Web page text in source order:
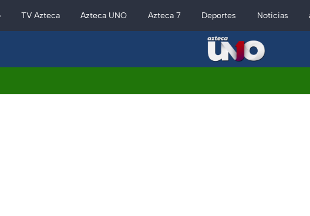
TV Azteca Azteca UNO Azteca 7 Deportes Noticias